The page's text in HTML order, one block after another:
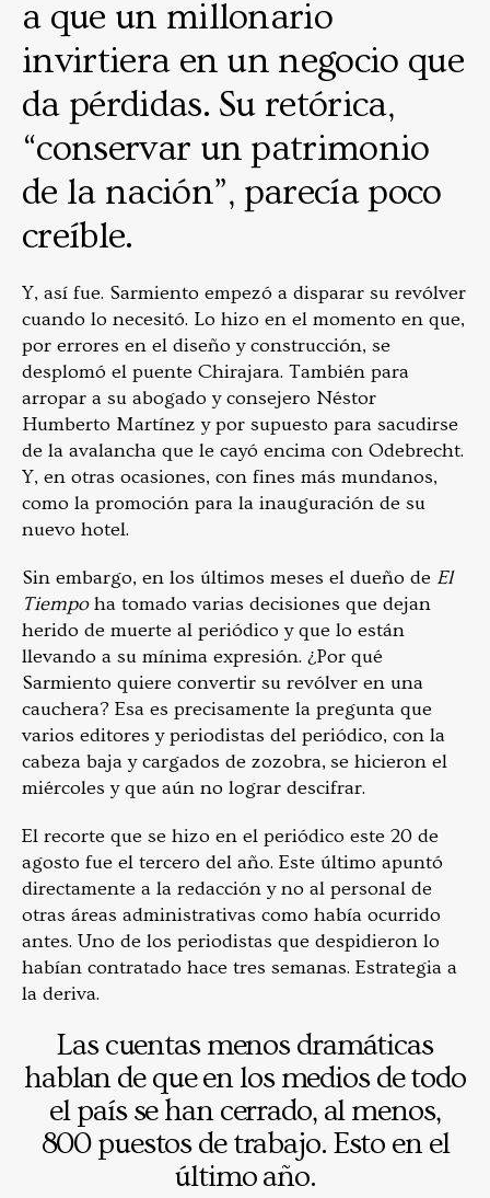
a que un millonario
invirtiera en un negocio que
da pérdidas. Su retórica,
“conservar un patrimonio
de la nación”, parecía poco
creíble.
Y, así fue. Sarmiento empezó a disparar su revólver
cuando lo necesitó. Lo hizo en el momento en que,
por errores en el diseño y construcción, se
desplomó el puente Chirajara. También para
arropar a su abogado y consejero Néstor
Humberto Martínez y por supuesto para sacudirse
de la avalancha que le cayó encima con Odebrecht.
Y, en otras ocasiones, con fines más mundanos,
como la promoción para la inauguración de su
nuevo hotel.
Sin embargo, en los últimos meses el dueño de El
Tiempoha tomado varias decisiones que dejan
herido de muerte al periódico y que lo están
llevando a su mínima expresión. ¿Por qué
Sarmiento quiere convertir su revólver en una
cauchera? Esa es precisamente la pregunta que
varios editores y periodistas del periódico, con la
cabeza baja y cargados de zozobra, se hicieron el
miércoles y que aún no lograr descifrar.
El recorte que se hizo en el periódico este 20 de
agosto fue el tercero del año. Este último apuntó
directamente a la redacción y no al personal de
otras áreas administrativas como había ocurrido
antes. Uno de los periodistas que despidieron lo
habían contratado hace tres semanas. Estrategia a
la deriva.
Las cuentas menos dramáticas
hablan de que en los medios de todo
el país se han cerrado, al menos,
800 puestos de trabajo. Esto en el
último año.